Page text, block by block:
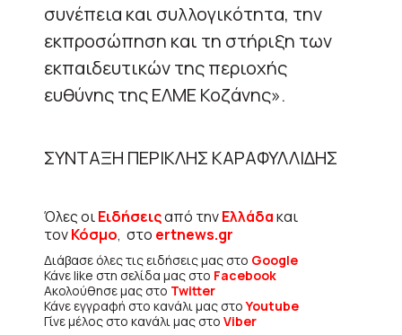
συνέπεια και συλλογικότητα, την
εκπροσώπηση και τη στήριξη των
εκπαιδευτικών της περιοχής
ευθύνης της ΕΛΜΕ Κοζάνης».
ΣΥΝΤΑΞΗ ΠΕΡΙΚΛΗΣ ΚΑΡΑΦΥΛΛΙΔΗΣ
Όλες οιΕιδήσειςαπό τηνΕλλάδακαι
τονΚόσμο, στο ertnews.gr
Διάβασε όλες τις ειδήσεις μας στο Google
Κάνε like στη σελίδα μας στο Facebook
Ακολούθησε μας στο Twitter
Κάνε εγγραφή στο κανάλι μας στοYoutube
Γίνε μέλος στο κανάλι μας στο Viber